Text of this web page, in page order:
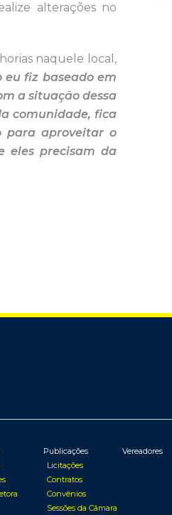
alterações no
naquele local,
eu fiz baseado em
a situação dessa
comunidade, fica
para aproveitar o
eles precisam da
Publicações
Licitações
Contratos
Convênios
Sessões da Câmara
Vereadores